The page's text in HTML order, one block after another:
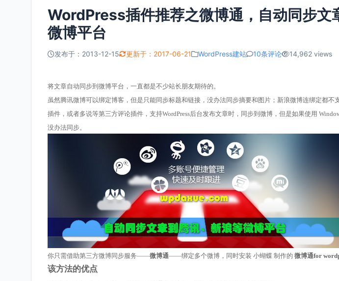
WordPress插件推荐之微博通，自动同步文
微博平台
发布于：2013-12-15 更新于：2017-06-21 WordPress建站 10条评论 14,962 views
将文章自动同步到微博平台，一直都是不少站长朋友期待的。
虽然腾讯微博可以绑定博客，但是只能同步标题和链接，没办法同步摘要和图片；新浪微博连绑定都不
插件，或者多说等第三方评论插件，支持WordPress后台发布文章时，同步到微博，但是如果使用
没办法同步。
你只需借助第三方微博同步服务——微博通——绑定多个微博，同时安装 小蝴蝶 制作的 微博通for
该方法的优点